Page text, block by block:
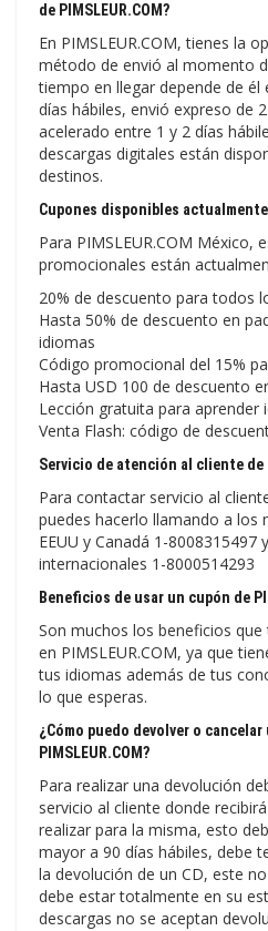
de PIMSLEUR.COM?
En PIMSLEUR.COM, tienes la
método de envió al momento
tiempo en llegar depende de él
días hábiles, envió expreso de
acelerado entre 1 y 2 días
descargas digitales están
destinos.
Cupones disponibles actualmente
Para PIMSLEUR.COM México,
promocionales están
20% de descuento para todos
Hasta 50% de descuento en
idiomas
Código promocional del 15%
Hasta USD 100 de descuento
Lección gratuita para aprender
Venta Flash: código de
Servicio de atención al cliente de
Para contactar servicio al
puedes hacerlo llamando a los
EEUU y Canadá 1-8008315497
internacionales 1-8000514293
Beneficios de usar un cupón de
Son muchos los beneficios
en PIMSLEUR.COM, ya que
tus idiomas además de tus
lo que esperas.
¿Cómo puedo devolver o
PIMSLEUR.COM?
Para realizar una devolución
servicio al cliente donde
realizar para la misma, esto
mayor a 90 días hábiles, debe
la devolución de un CD, este
debe estar totalmente en su
descargas no se aceptan